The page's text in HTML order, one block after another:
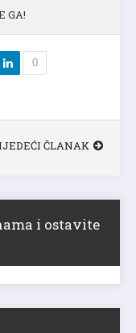
GA!
0
ČLANAK
i ostavite